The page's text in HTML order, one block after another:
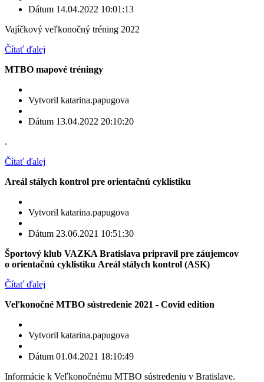
Dátum 14.04.2022 10:01:13
Vajíčkový veľkonočný tréning 2022
Čítať ďalej
MTBO mapové tréningy
Vytvoril katarina.papugova
Dátum 13.04.2022 20:10:20
.
Čítať ďalej
Areál stálych kontrol pre orientačnú cyklistiku
Vytvoril katarina.papugova
Dátum 23.06.2021 10:51:30
Športový klub VAZKA Bratislava pripravil pre záujemcov
o orientačnú cyklistiku Areál stálych kontrol (ASK)
Čítať ďalej
Veľkonočné MTBO sústredenie 2021 - Covid edition
Vytvoril katarina.papugova
Dátum 01.04.2021 18:10:49
Informácie k Veľkonočnému MTBO sústredeniu v Bratislave.